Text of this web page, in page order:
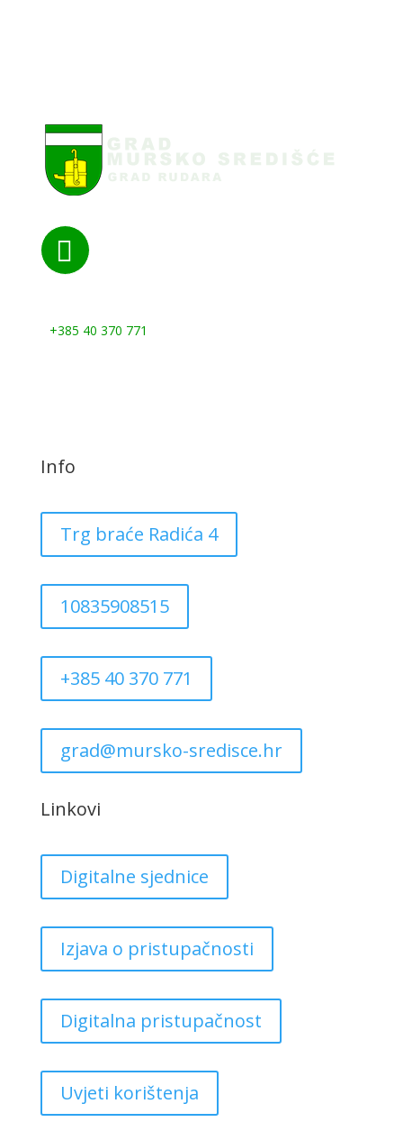

+385 40 370 771
Info
Trg braće Radića 4
10835908515
+385 40 370 771
grad@mursko-sredisce.hr
Linkovi
Digitalne sjednice
Izjava o pristupačnosti
Digitalna pristupačnost
Uvjeti korištenja